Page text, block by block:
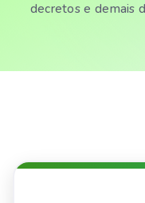
decretos e demais